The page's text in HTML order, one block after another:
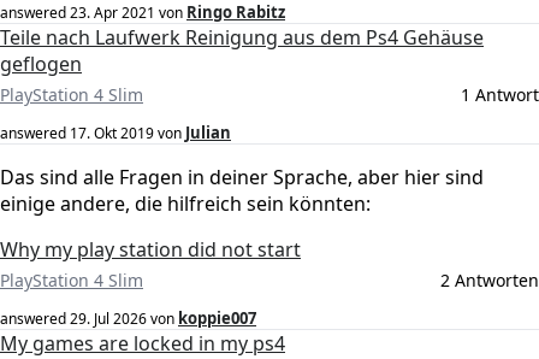
answered23. Apr 2021 von Ringo Rabitz
Teile nach Laufwerk Reinigung aus dem Ps4 Gehäuse
geflogen
PlayStation 4 Slim 1 Antwort
answered 17. Okt 2019von Julian
Das sind alle Fragen in deiner Sprache, aber hier sind
einige andere, die hilfreich sein könnten:
Why my play station did not start
PlayStation 4 Slim 2 Antworten
answered29. Jul 2026von koppie007
My games are locked in my ps4